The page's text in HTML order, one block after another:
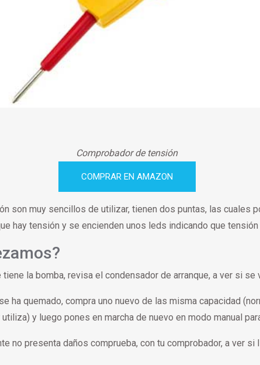
Comprobador de tensión
COMPRAR EN AMAZON
son muy sencillos de utilizar, tienen dos puntas, las cuales
hay tensión y se encienden unos leds indicando que tensión
la bomba, revisa el condensador de arranque, a ver si se
ha quemado, compra uno nuevo de las misma capacidad
y luego pones en marcha de nuevo en modo manual
no presenta daños comprueba, con tu comprobador, a ver